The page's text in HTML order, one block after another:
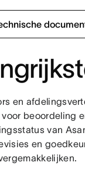
en
beoordeling
van
en